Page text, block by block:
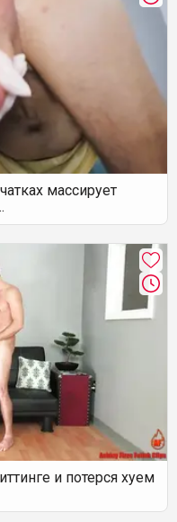
массирует
и потерся хуем